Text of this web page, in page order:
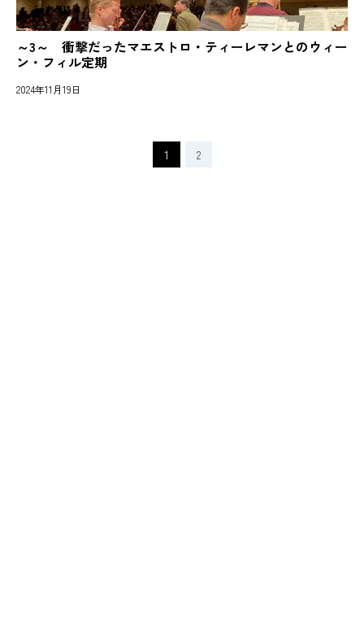
～3～ 衝撃だったマエストロ・ティーレマンとのウィー
ン・フィル定期
2024年11月19日
1 2